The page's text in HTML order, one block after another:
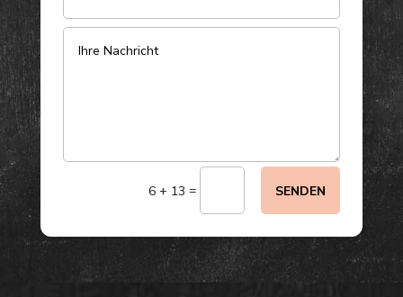
6 + 13 = SENDEN